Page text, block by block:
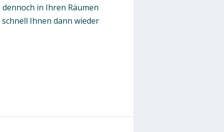
in Ihren Räumen
Ihnen dann wieder